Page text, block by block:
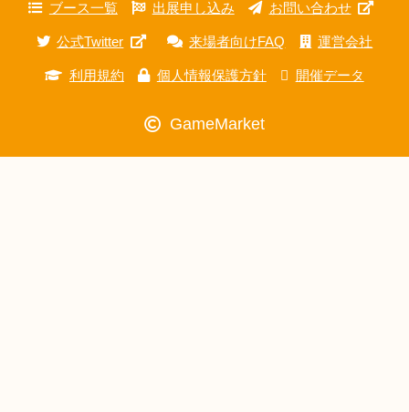
ブース一覧 出展申し込み お問い合わせ
公式Twitter 来場者向けFAQ 運営会社
利用規約 個人情報保護方針 開催データ
GameMarket